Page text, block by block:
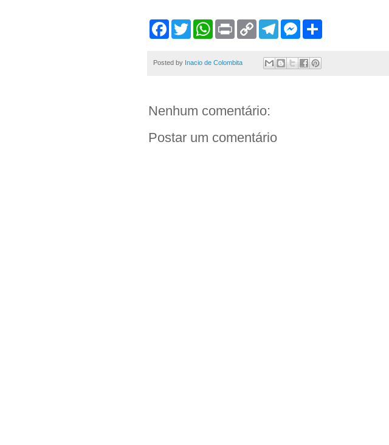
b
w
t
W
s
t
g
e
Posted by Inacio de Colombita
Nenhum comentário:
Postar um comentário